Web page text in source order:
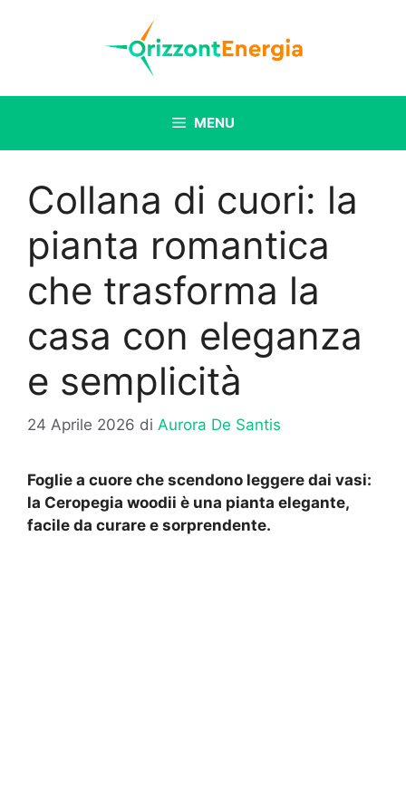
MENU
Collana di cuori: la
pianta romantica
che trasforma la
casa con eleganza
e semplicità
24 Aprile 2026 di Aurora De Santis
Foglie a cuore che scendono leggere dai vasi:
la Ceropegia woodii è una pianta elegante,
facile da curare e sorprendente.